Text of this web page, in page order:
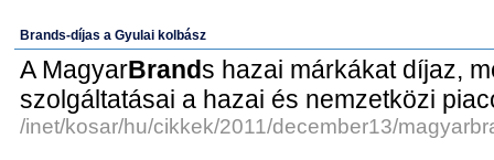
Brands-díjas a Gyulai kolbász
A MagyarBrands hazai márkákat díjaz,
szolgáltatásai a hazai és nemzetközi
/inet/kosar/hu/cikkek/2011/december13/